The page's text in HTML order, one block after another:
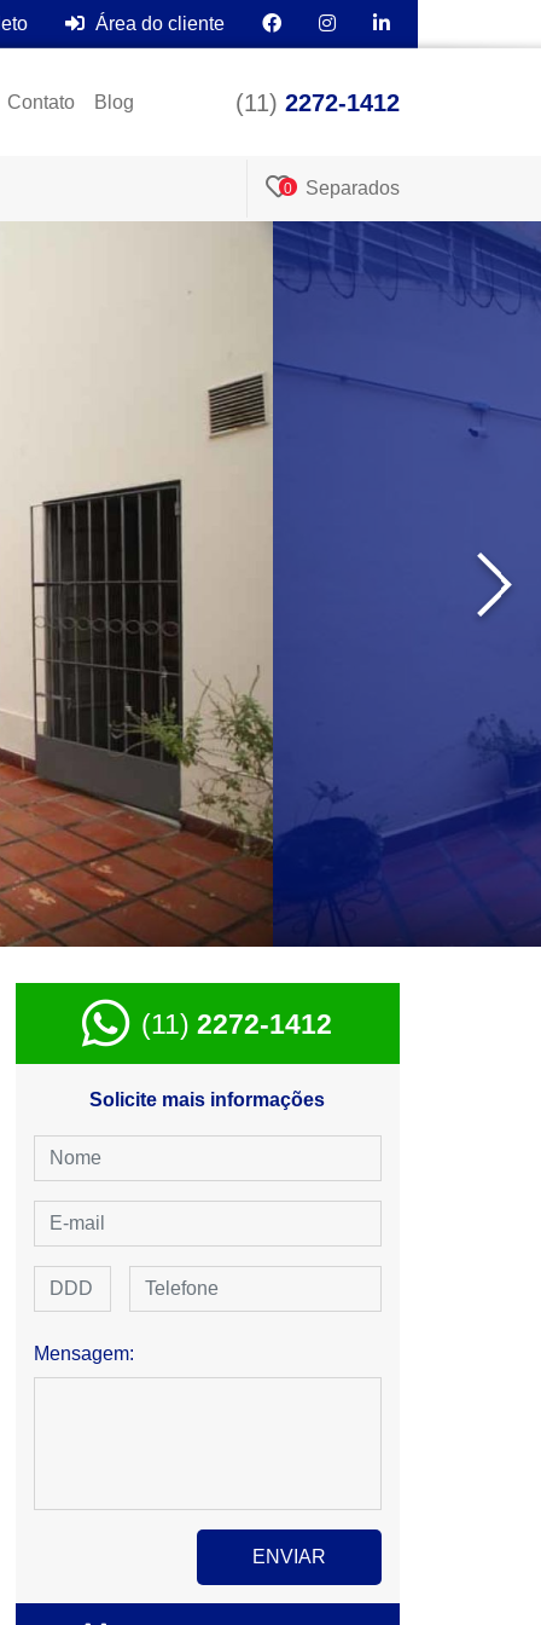
Área do cliente
Contato Blog (11) 2272-1412
0 Separados
›
(11)2272-1412
Solicite mais informações
Mensagem: